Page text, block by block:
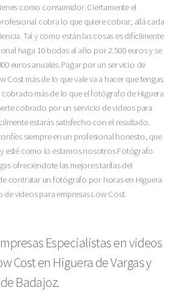
como consumidor. Ciertamente el
cobra lo que quiere cobrar, allá cada
Tal y como están las cosas es difícilmente
haga 10 bodas al año por 2.500 euros y se
euros anuales. Pagar por un servicio de
Cost más de lo que vale va a hacer que tengas
cobrado más de lo que el fotógrafo de Higuera
cobrado por un servicio de videos para
estarás satisfecho con el resultado.
siempre en un profesional honesto, que
y esté como lo estamos nosotros Fotógrafo
ofreciéndote las mejores tarifas del
contratar un fotógrafo por horas en Higuera
de videos para empresas Low Cost.
Especialistas en videos
Cost en Higuera de Vargas y
Badajoz.